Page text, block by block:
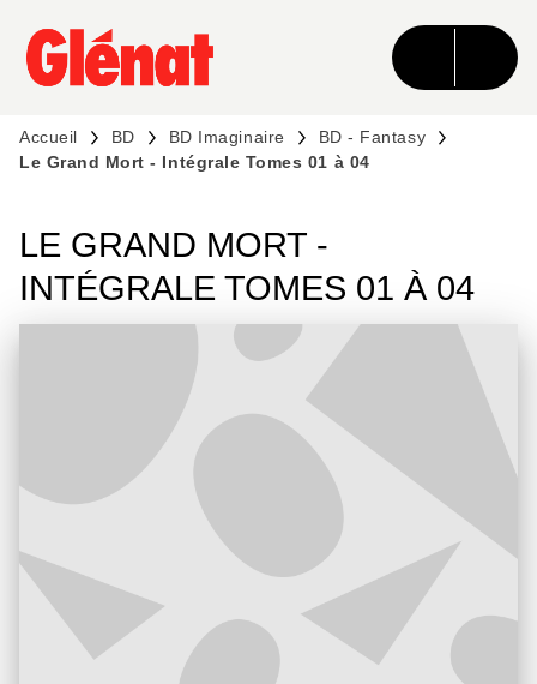
MENU RECHERCHE CONTENU
PIED DE PAGE
Accueil BD BD Imaginaire
BD - Fantasy
Le Grand Mort - Intégrale Tomes 01 à 04
LE GRAND MORT -
INTÉGRALE TOMES 01 À 04